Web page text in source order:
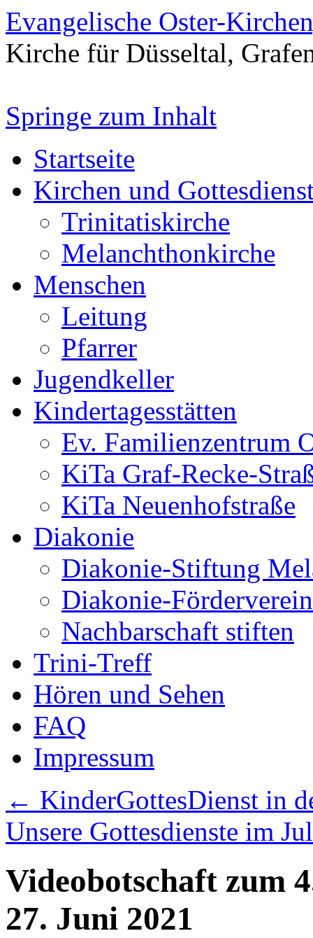
Evangelische Oster-
Kirche für Düsseltal,
Springe zum Inhalt
Startseite
Kirchen und
Trinitatiskirche
Melanchthonkirche
Menschen
Leitung
Pfarrer
Jugendkeller
Kindertagesstätten
Ev. Familienzentrum
KiTa Graf-Recke-
KiTa Neuenhofstraße
Diakonie
Diakonie-Stiftung
Diakonie-
Nachbarschaft stiften
Trini-Treff
Hören und Sehen
FAQ
Impressum
← KinderGottesDienst in
Unsere Gottesdienste im
Videobotschaft zum
27. Juni 2021